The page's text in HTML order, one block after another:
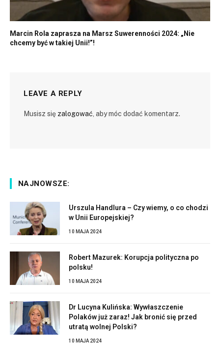
Marcin Rola zaprasza na Marsz Suwerenności 2024: „Nie
chcemy być w takiej Unii!”!
LEAVE A REPLY
Musisz się zalogować , aby móc dodać komentarz.
NAJNOWSZE:
Urszula Handlura – Czy wiemy, o co chodzi
w Unii Europejskiej?
10 MAJA 2024
Robert Mazurek: Korupcja polityczna po
polsku!
10 MAJA 2024
Dr Lucyna Kulińska: Wywłaszczenie
Polaków już zaraz! Jak bronić się przed
utratą wolnej Polski?
10 MAJA 2024